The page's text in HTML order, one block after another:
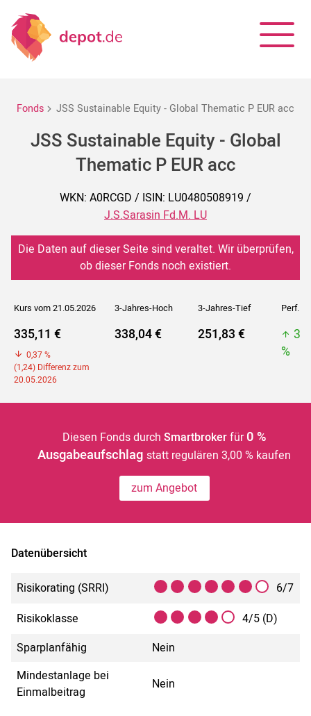
Fonds JSS Sustainable Equity - Global Thematic P EUR acc
JSS Sustainable Equity - Global
Thematic P EUR acc
WKN: A0RCGD / ISIN: LU0480508919 /
J.S.Sarasin Fd.M. LU
Die Daten auf dieser Seite sind veraltet. Wir überprüfen,
ob dieser Fonds noch existiert.
Kurs vom 21.05.2026 3-Jahres-Hoch 3-Jahres-Tief Perf. 5J
335,11 €
0,37 %
(1,24) Differenz zum
20.05.2026
338,04 € 251,83 €
%
Diesen Fonds durch Smartbrokerfür 0 %
Ausgabeaufschlagstatt regulären 3,00 % kaufen
zum Angebot
Datenübersicht
Risikorating (SRRI)
6/7
Risikoklasse
4/5 (D)
Sparplanfähig
Nein
Mindestanlage bei
Einmalbeitrag
Nein